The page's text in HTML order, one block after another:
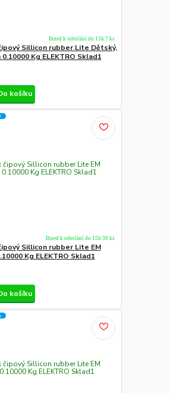
Sillicon rubber Lite Dětský,
Kg ELEKTRO Sklad1
Ihned k odeslání do 15h 7 ks
košíku
Sillicon rubber Lite EM
Kg ELEKTRO Sklad1
Ihned k odeslání do 15h 30 ks
košíku